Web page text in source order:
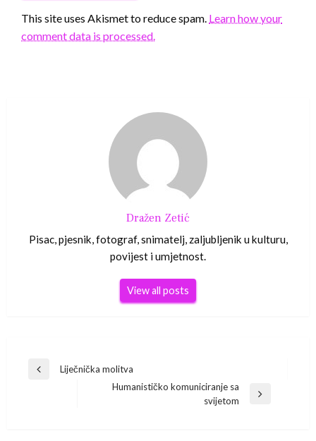
This site uses Akismet to reduce spam. Learn how your
comment data is processed.
Dražen Zetić
Pisac, pjesnik, fotograf, snimatelj, zaljubljenik u kulturu,
povijest i umjetnost.
View all posts
Navigacija
Previous
Liječnička molitva
Humanističko komuniciranje sa
svijetom